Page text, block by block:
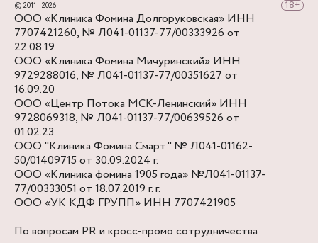
© 2011—2026
ООО «Клиника Фомина Долгоруковская» ИНН
7707421260, № Л041-01137-77/00333926 от
22.08.19
ООО «Клиника Фомина Мичуринский» ИНН
9729288016, № Л041-01137-77/00351627 от
16.09.20
ООО «Центр Потока МСК-Ленинский» ИНН
9728069318, № Л041-01137-77/00639526 от
01.02.23
ООО "Клиника Фомина Смарт" № Л041-01162-
50/01409715 от 30.09.2024 г.
ООО «Клиника фомина 1905 года» №Л041-01137-
77/00333051 от 18.07.2019 г. г.
ООО «УК КДФ ГРУПП» ИНН 7707421905
По вопросам PR и кросс-промо сотрудничества